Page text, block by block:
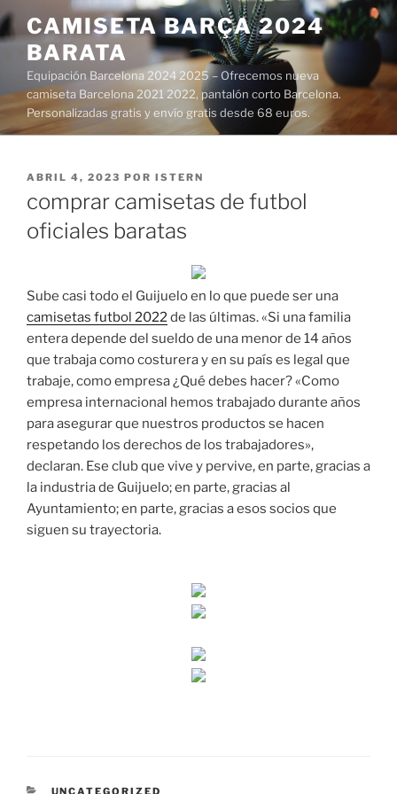
Saltar
al
contenido
CAMISETA BARÇA 2024
BARATA
Equipación Barcelona 2024 2025 – Ofrecemos nueva
camiseta Barcelona 2021 2022, pantalón corto Barcelona.
Personalizadas gratis y envío gratis desde 68 euros.
PUBLICADO
ABRIL 4, 2023 POR ISTERN
comprar camisetas de futbol
oficiales baratas
Sube casi todo el Guijuelo en lo que puede ser una
camisetas futbol 2022de las últimas. «Si una familia
entera depende del sueldo de una menor de 14 años
que trabaja como costurera y en su país es legal que
trabaje, como empresa ¿Qué debes hacer? «Como
empresa internacional hemos trabajado durante años
para asegurar que nuestros productos se hacen
respetando los derechos de los trabajadores»,
declaran. Ese club que vive y pervive, en parte, gracias a
la industria de Guijuelo; en parte, gracias al
Ayuntamiento; en parte, gracias a esos socios que
siguen su trayectoria.
CATEGORÍAS